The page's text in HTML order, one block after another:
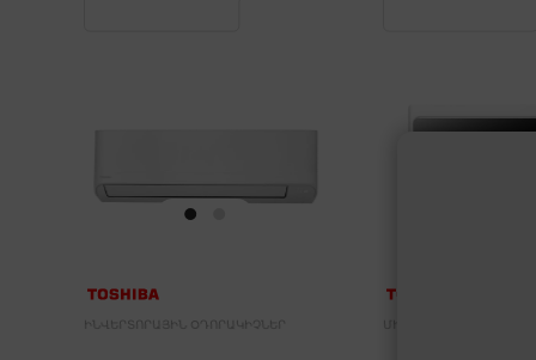
ԻՆՎԵՐՏՈՐԱՅԻՆ ՕԴՈՐԱԿԻՉՆԵՐ